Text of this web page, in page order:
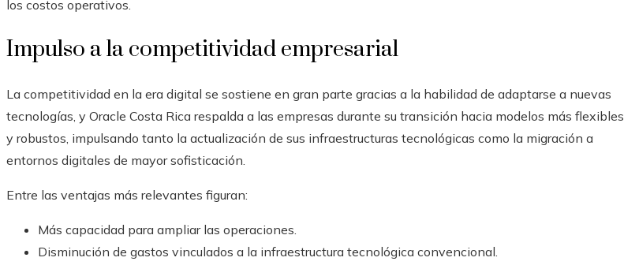
los costos operativos.
Impulso a la competitividad empresarial
La competitividad en la era digital se sostiene en gran parte gracias a la habilidad de adaptarse a nuevas
tecnologías, y Oracle Costa Rica respalda a las empresas durante su transición hacia modelos más flexibles
y robustos, impulsando tanto la actualización de sus infraestructuras tecnológicas como la migración a
entornos digitales de mayor sofisticación.
Entre las ventajas más relevantes figuran:
Más capacidad para ampliar las operaciones.
Disminución de gastos vinculados a la infraestructura tecnológica convencional.